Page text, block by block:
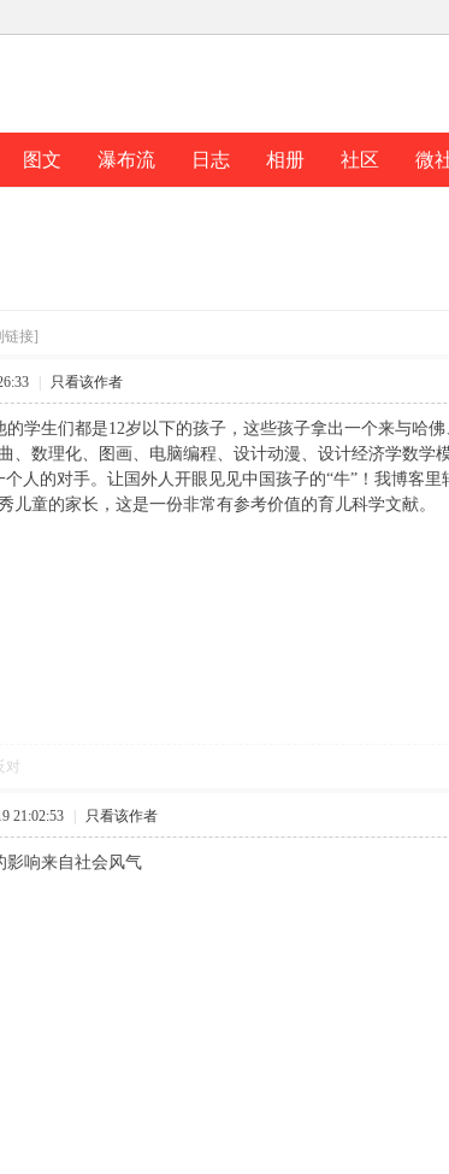
图文 瀑布流 日志 相册 社区 微
链接]
只看该作者
都是12岁以下的孩子，这些孩子拿出一个来与哈佛、
、数理化、图画、电脑编程、设计动漫、设计经济学数学
个人的对手。让国外人开眼见见中国孩子的“牛”！我博客
秀儿童的家长，这是一份非常有参考价值的育儿科学文
对
21:02:53 只看该作者
响来自社会风气